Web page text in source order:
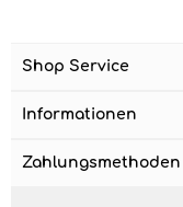
Shop Service
Informationen
Zahlungsmethoden